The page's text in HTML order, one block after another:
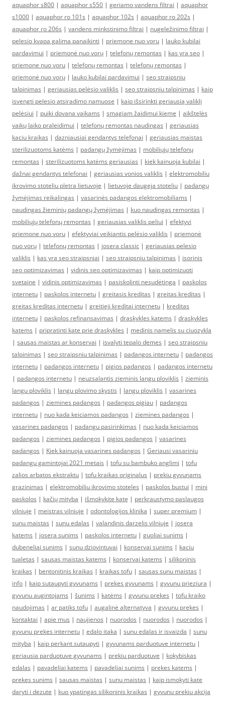
aquaphor s800 | aquaphor s550 | geriamo vandens filtrai | aquaphor
s1000 | aquaphor ro 101s | aquaphor 102s | aquaphor ro 202s |
aquaphor ro 206s | vandens minkstinimo filtrai | nugeležinimo filtrai |
pelesio kvapa galima panaikinti | priemone nuo voru | lauko kubilai
pardavimui | priemonė nuo vorų | telefonų remontas | kas yra seo |
priemone nuo voru | telefonų remontas | telefonų remontas |
priemonė nuo vorų | lauko kubilai pardavimui | seo straipsniu
talpinimas | geriausias pelėsio valiklis | seo straipsniu talpinimas | kaip
isvengti pelesio atsiradimo namuose | kaip išsirinkti geriausią valiklį
pelėsiui | puiki dovana vaikams | smagiam žaidimui kieme | aikštelės
vaikų laiko praleidimui | telefonų remontas naudingas | geriausias
kaciu kraikas | dazniausiai gendantys telefonai | geriausias maistas
sterilizuotoms katėms | padangų žymėjimas | mobiliųjų telefonų
remontas | sterilizuotoms katėms geriausias | kiek kainuoja kubilai |
dažnai gendantys telefonai | geriausias vonios valiklis | elektromobiliu
ikrovimo stoteliu pletra lietuvoje | lietuvoje daugeja stoteliu | padangų
žymėjimas reikalingas | vasarinės padangos elektromobiliams |
naudingas žieminių padangų žymėjimas | kuo naudingas remontas |
mobiliųjų telefonų remontas | geriausias valiklis peliui | efektyvi
priemone nuo voru | efektyviai veikiantis pelėsio valiklis | priemonė
nuo vorų | telefonų remontas | josera classic | geriausias pelesio
valiklis | kas yra seo straipsniai | seo straipsniu talpinimas | isorinis
seo optimizavimas | vidinis seo optimizavimas | kaip optimizuoti
svetaine | vidinis optimizavimas | pasiskolinti nesudėtinga | paskolos
internetu | paskolos internetu | greitasis kreditas | greitas kreditas |
greitas kreditas internetu | greitieji kreditai internetu | kreditas
internetu | paskolos refinansavimas | draskykles katems | draskykles
katems | pripratinti kate prie draskykles | medinis namelis su ciuozykla
| sausas maistas ar konservai | isvalyti tepalo demes | seo straipsniu
talpinimas | seo straipsniu talpinimas | padangos internetu | padangos
internetu | padangos internetu | pigios padangos | padangos internetu
| padangos internetu | neuzsalantis zieminis langu ploviklis | zieminis
langu ploviklis | langu plovimo skystis | langu ploviklis | vasarines
padangos | ziemines padangos | padangos pigiau | padangos
internetu | nuo kada keiciamos padangos | ziemines padangos |
vasarines padangos | padangu pasirinkimas | nuo kada keiciamos
padangos | ziemines padangos | pigios padangos | vasarines
padangos | Kiek kainuoja vasarines padangos | Geriausi vasariniu
padangu gamintojai 2021 metais | tofu su bambuko anglimi | tofu
zalios arbatos ekstraktu | tofu kraikas originalus | prekiu gyvunams
grazinimas | elektromobiliu ikrovimo stoteles | paskolos bustui | mini
paskolos | kačių mityba | išmokykite katę | perkraustymo paslaugos
vilniuje | meistras vilniuje | odontologijos klinika | super premium |
sunu maistas | sunu edalas | valandinis darzelis vilniuje | josera
katems | josera sunims | paskolos internetu | guoliai sunims |
dubeneliai sunims | sunu dziovintuvai | konservai sunims | kaciu
tualetas | sausas maistas katems | konservai katems | silikoninis
kraikas | bentonitinis kraikas | kraikas tofu | sausas sunu maistas |
info | kaip sutaupyti gyvunams | prekes gyvunams | gyvunu prieziura |
gyvunu augintojams | šunims | katėms | gyvunu prekes | tofu kraiko
naudojimas | ar patiks tofu | augalinė alternatyva | gyvunu prekes |
kontaktai | apie mus | naujienos | nuorodos | nuorodos | nuorodos |
gyvunu prekes internetu | edalo itaka | sunu edalas ir isvaizda | sunu
mityba | kaip perkant sutaupyti | gyvunams parduotuve internetu |
geriausia parduotuve gyvunams | prekiu parduotuve | kokybiskas
edalas | pavadeliai katems | pavadeliai sunims | prekes katems |
prekes sunims | sausas maistas | sunu maistas | kaip ismokyti kate
daryti i dezute | kuo ypatingas silikoninis kraikas | gyvunu prekiu akcija